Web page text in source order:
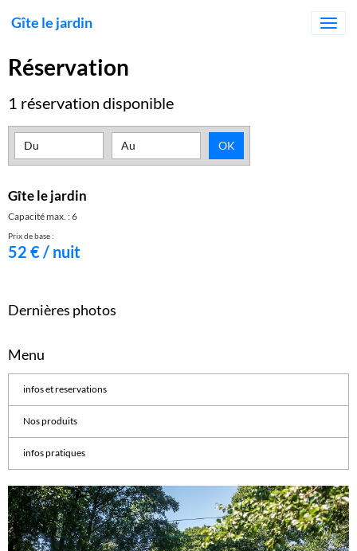
Gîte le jardin
Réservation
1 réservation disponible
Date de début Date de fin OK
Gîte le jardin
Capacité max. : 6
Prix de base :
52 € / nuit
Dernières photos
Menu
infos et reservations
Nos produits
infos pratiques